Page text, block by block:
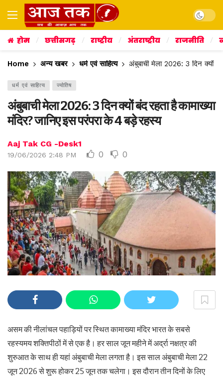
Dark
होम छत्तीसगढ़ राष्ट्रीय अंतराष्ट्रीय राजनीति
Home अन्य खबर धर्म एवं साहित्य अंबुबाची मेला 2026: 3 दिन क्यों
धर्म एवं साहित्य ज्योतिष
अंबुबाची मेला 2026: 3 दिन क्यों बंद रहता है कामाख्या
मंदिर? जानिए इस परंपरा के 4 बड़े रहस्य
Aaj Tak CG -Desk1
19/06/2026 2:48 PM 0 0
असम की नीलांचल पहाड़ियों पर स्थित कामाख्या मंदिर भारत के सबसे
रहस्यमय शक्तिपीठों में से एक है। हर साल जून महीने में अर्द्रा नक्षत्र की
शुरुआत के साथ ही यहां अंबुबाची मेला लगता है। इस साल अंबुबाची मेला 22
जून 2026 से शुरू होकर 25 जून तक चलेगा। इस दौरान तीन दिनों के लिए